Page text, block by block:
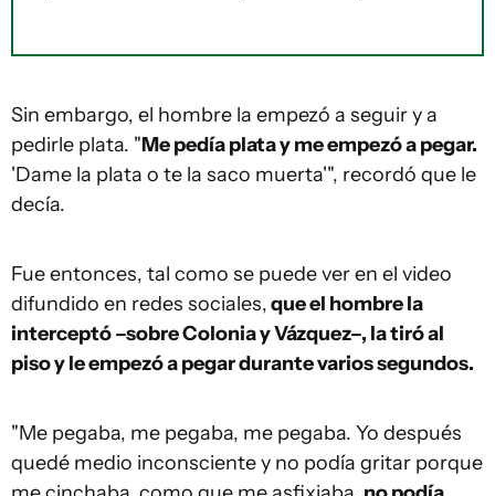
Sin embargo, el hombre la empezó a seguir y a
pedirle plata. "Me pedía plata y me empezó a pegar.
'Dame la plata o te la saco muerta'", recordó que le
decía.
Fue entonces, tal como se puede ver en el video
difundido en redes sociales,que el hombre la
interceptó –sobre Colonia y Vázquez–, la tiró al
piso y le empezó a pegar durante varios segundos.
"Me pegaba, me pegaba, me pegaba. Yo después
quedé medio inconsciente y no podía gritar porque